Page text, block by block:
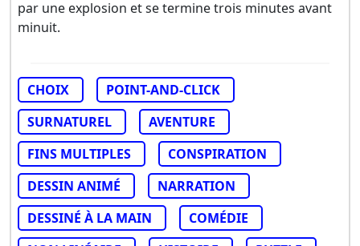
par une explosion et se termine trois minutes avant
minuit.
CHOIX
POINT-AND-CLICK
SURNATUREL
AVENTURE
FINS MULTIPLES
CONSPIRATION
DESSIN ANIMÉ
NARRATION
DESSINÉ À LA MAIN
COMÉDIE